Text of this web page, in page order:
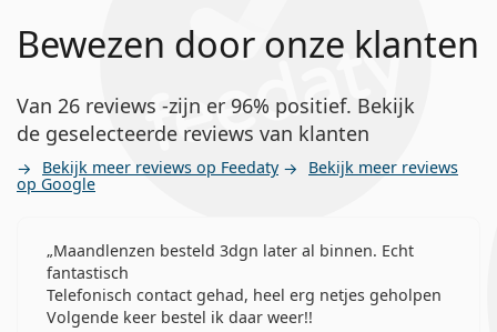
Bewezen door onze klanten
Van 26 reviews -zijn er 96% positief. Bekijk
de geselecteerde reviews van klanten
Bekijk meer reviews op Feedaty Bekijk meer reviews
op Google
Maandlenzen besteld 3dgn later al binnen. Echt
fantastisch
Telefonisch contact gehad, heel erg netjes geholpen
Volgende keer bestel ik daar weer!!